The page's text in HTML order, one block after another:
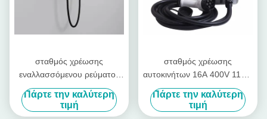
σταθμός χρέωσης
εναλλασσόμενου ρεύματος
EV 3phase 32A με την
εξισορρόπηση φορτίων
OCPP WIFi
Πάρτε την καλύτερη
τιμή
σταθμός χρέωσης
αυτοκινήτων 16A 400V 11kW
Ε ηλεκτρικό βούλωμα
αυτοκινήτων στους
σταθμούς με τις κάρτες RFID
Πάρτε την καλύτερη
τιμή